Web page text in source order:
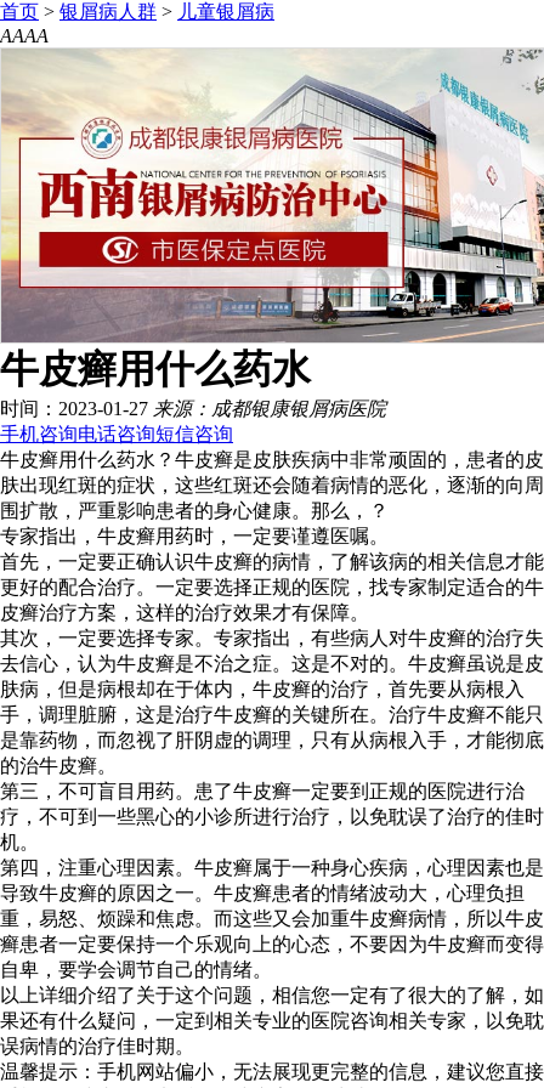
首页 > 银屑病人群 > 儿童银屑病
AAAA
牛皮癣用什么药水
时间：2023-01-27 来源：成都银康银屑病医院
手机咨询电话咨询短信咨询
牛皮癣用什么药水？牛皮癣是皮肤疾病中非常顽固的，患者的皮
肤出现红斑的症状，这些红斑还会随着病情的恶化，逐渐的向周
围扩散，严重影响患者的身心健康。那么，？
专家指出，牛皮癣用药时，一定要谨遵医嘱。
首先，一定要正确认识牛皮癣的病情，了解该病的相关信息才能
更好的配合治疗。一定要选择正规的医院，找专家制定适合的牛
皮癣治疗方案，这样的治疗效果才有保障。
其次，一定要选择专家。专家指出，有些病人对牛皮癣的治疗失
去信心，认为牛皮癣是不治之症。这是不对的。牛皮癣虽说是皮
肤病，但是病根却在于体内，牛皮癣的治疗，首先要从病根入
手，调理脏腑，这是治疗牛皮癣的关键所在。治疗牛皮癣不能只
是靠药物，而忽视了肝阴虚的调理，只有从病根入手，才能彻底
的治牛皮癣。
第三，不可盲目用药。患了牛皮癣一定要到正规的医院进行治
疗，不可到一些黑心的小诊所进行治疗，以免耽误了治疗的佳时
机。
第四，注重心理因素。牛皮癣属于一种身心疾病，心理因素也是
导致牛皮癣的原因之一。牛皮癣患者的情绪波动大，心理负担
重，易怒、烦躁和焦虑。而这些又会加重牛皮癣病情，所以牛皮
癣患者一定要保持一个乐观向上的心态，不要因为牛皮癣而变得
自卑，要学会调节自己的情绪。
以上详细介绍了关于这个问题，相信您一定有了很大的了解，如
果还有什么疑问，一定到相关专业的医院咨询相关专家，以免耽
误病情的治疗佳时期。
温馨提示：手机网站偏小，无法展现更完整的信息，建议您直接